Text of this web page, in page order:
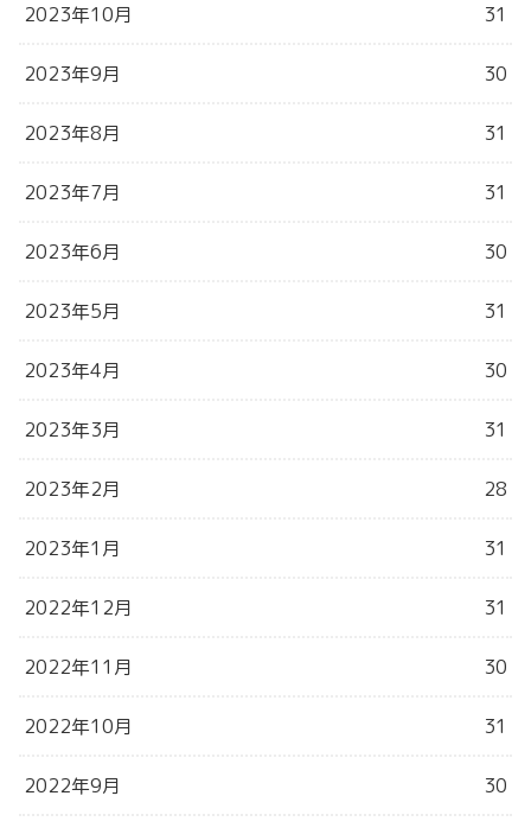
2023年10月 31
2023年9月 30
2023年8月 31
2023年7月 31
2023年6月 30
2023年5月 31
2023年4月 30
2023年3月 31
2023年2月 28
2023年1月 31
2022年12月 31
2022年11月 30
2022年10月 31
2022年9月 30